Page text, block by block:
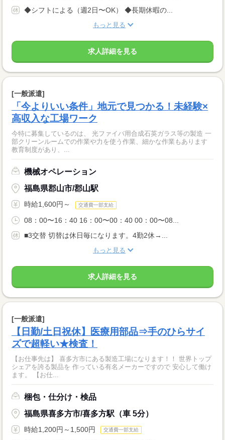
◆シフトによる（週2日〜OK） ◆長期休暇の...
もっと見る
求人詳細を見る
[一般派遣]
「今よりいい条件」地元で見つかる！未経験×
高収入な工場ワーク
今特に募集しているのは、 光ファイバ用合成石英ガラス等の製造 一
部クリーンルームでの作業や力を使う作業、細かな作業もあります
教育制度があり、...
機械オペレーション
福島県郡山市/郡山駅
時給1,600円～ 交通費一部支給
08：00〜16：40 16：00〜00：40 00：00〜08...
■3交替 切替は休日毎になります。4勤2休→...
もっと見る
求人詳細を見る
[一般派遣]
【日勤/土日祝休】医療用部品⇒手のひらサイ
ズで超軽い★検査！
【お仕事先は】 喜多方市にある製造工場になります！！ 世界トップ
シェアを誇る製品を 作っている有名メーカーですので 安心して働け
ます。 【お仕...
梱包・仕分け・検品
福島県喜多方市/喜多方駅（車 5分）
時給1,200円～1,500円 交通費一部支給